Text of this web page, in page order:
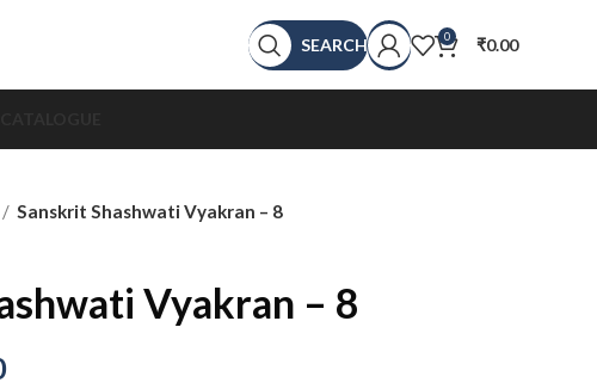
SEARCH 0 ₹0.00
Sanskrit Shashwati Vyakran – 8
Vyakran – 8